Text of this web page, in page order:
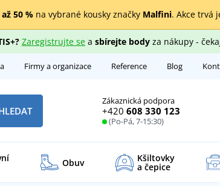
50 %na vybrané kousky značky Malfini. Akce trvá
Zaregistrujte sea sbírejte bodyza nákupy -
Firmy a organizace Reference Blog
Zákaznická podpora
+420 608 330 123
(Po-Pá, 7-15:30)
Obuv Kšiltovky
a čepice